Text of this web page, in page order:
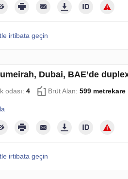
irtibata geçin
Dubai, BAE’de
odası: 4 Brüt Alan: 599 metrekare
irtibata geçin